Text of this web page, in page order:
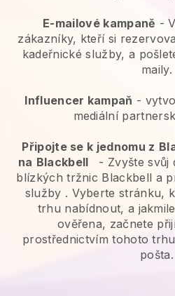
E-mailové kampaně -
zákazníky, kteří si
kadeřnické služby, a
maily.
Influencer kampaň -
mediální
Připojte se k jednomu z
na Blackbell - Zvyšte
blízkých tržnic Blackbell a
služby . Vyberte stránku,
trhu nabídnout, a
ověřena, začnete
prostřednictvím tohoto
pošta.